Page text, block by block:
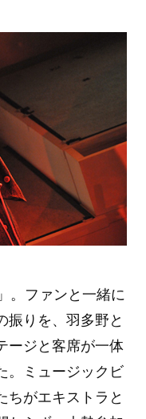
。ファンと一緒に
振りを、羽多野と
ージと客席が一体
。ミュージックビ
ちがエキストラと